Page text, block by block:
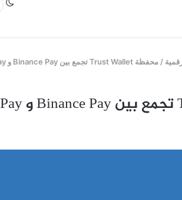
/ محفظة Trust Wallet تجمع بين Binance Pay و Coinbase Pay